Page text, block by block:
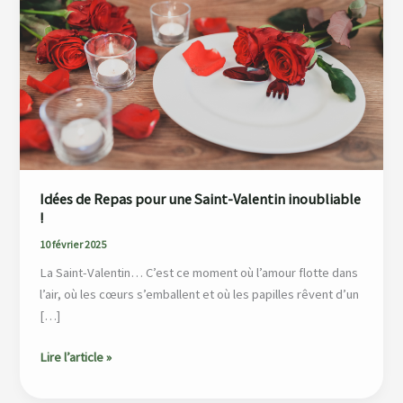
Idées de Repas pour une Saint-Valentin inoubliable
!
10 février 2025
La Saint-Valentin… C’est ce moment où l’amour flotte dans
l’air, où les cœurs s’emballent et où les papilles rêvent d’un
[…]
Repas
pour
une
Saint-
Valentin
inoubliable
!
Lire l’article »